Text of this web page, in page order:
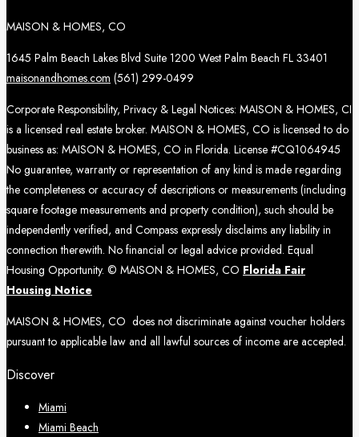
MAISON & HOMES, CO
1645 Palm Beach Lakes Blvd Suite 1200 West Palm Beach FL 33401
maisonandhomes.com (561) 299-0499
Corporate Responsibility, Privacy & Legal Notices: MAISON & HOMES, CI
is a licensed real estate broker. MAISON & HOMES, CO is licensed to do
business as: MAISON & HOMES, CO in Florida. License #CQ1064945
No guarantee, warranty or representation of any kind is made regarding
the completeness or accuracy of descriptions or measurements (including
square footage measurements and property condition), such should be
independently verified, and Compass expressly disclaims any liability in
connection therewith. No financial or legal advice provided. Equal
Housing Opportunity. © MAISON & HOMES, CO Florida Fair
Housing Notice
MAISON & HOMES, CO does not discriminate against voucher holders
pursuant to applicable law and all lawful sources of income are accepted.
Discover
Miami
Miami Beach